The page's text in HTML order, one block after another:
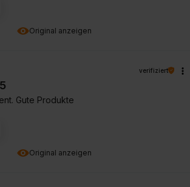
Original anzeigen
Original anzeigen
verifiziert
5
Gute Produkte